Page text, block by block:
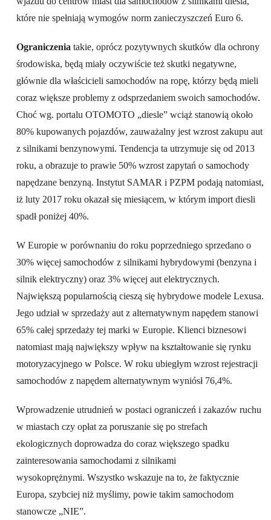
które nie spełniają wymogów norm zanieczyszczeń Euro 6.
Ograniczenia takie, oprócz pozytywnych skutków dla ochrony
środowiska, będą miały oczywiście też skutki negatywne,
głównie dla właścicieli samochodów na ropę, którzy będą mieli
coraz większe problemy z odsprzedaniem swoich samochodów.
Choć wg. portalu OTOMOTO „diesle” wciąż stanowią około
80% kupowanych pojazdów, zauważalny jest wzrost zakupu aut
z silnikami benzynowymi. Tendencja ta utrzymuje się od 2013
roku, a obrazuje to prawie 50% wzrost zapytań o samochody
napędzane benzyną. Instytut SAMAR i PZPM podają natomiast,
iż luty 2017 roku okazał się miesiącem, w którym import diesli
spadł poniżej 40%.
W Europie w porównaniu do roku poprzedniego sprzedano o
30% więcej samochodów z silnikami hybrydowymi (benzyna i
silnik elektryczny) oraz 3% więcej aut elektrycznych.
Największą popularnością cieszą się hybrydowe modele Lexusa.
Jego udział w sprzedaży aut z alternatywnym napędem stanowi
65% całej sprzedaży tej marki w Europie. Klienci biznesowi
natomiast mają największy wpływ na kształtowanie się rynku
motoryzacyjnego w Polsce. W roku ubiegłym wzrost rejestracji
samochodów z napędem alternatywnym wyniósł 76,4%.
Wprowadzenie utrudnień w postaci ograniczeń i zakazów ruchu
w miastach czy opłat za poruszanie się po strefach
ekologicznych doprowadza do coraz większego spadku
zainteresowania samochodami z silnikami
wysokoprężnymi. Wszystko wskazuje na to, że faktycznie
Europa, szybciej niż myślimy, powie takim samochodom
stanowcze „NIE”.